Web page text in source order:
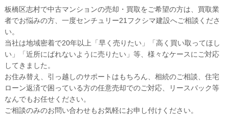
板橋区志村で中古マンションの売却・買取をご希望の方は、買取業
者でお悩みの方、一度センチュリー21フクシマ建設へご相談くださ
い。
当社は地域密着で20年以上「早く売りたい」「高く買い取ってほし
い」「近所にばれないように売りたい」等、様々なケースにご対応
してきました。
お住み替え、引っ越しのサポートはもちろん、相続のご相談、住宅
ローン返済で困っている方の任意売却でのご対応、リースバック等
なんでもお任せください。
ご相談のみのお問い合わせもお気軽にお申し付けください。